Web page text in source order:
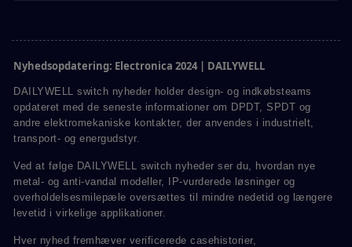
Nyhedsopdatering: Electronica 2024 | DAILYWELL
DAILYWELL switch nyheder holder design- og indkøbsteams
opdateret med de seneste informationer om DPDT, SPDT og
andre elektromekaniske kontakter, der anvendes i industrielt,
transport- og energudstyr.
Ved at følge DAILYWELL switch nyheder ser du, hvordan nye
metal- og anti-vandal modeller, IP-vurderede løsninger og
overholdelsesmilepæle oversættes til mindre nedetid og længere
levetid i virkelige applikationer.
Hver nyhed fremhæver verificerede casehistorier,